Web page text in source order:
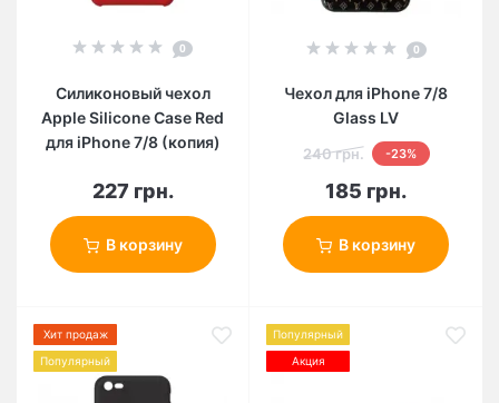
0
Силиконовый чехол
Apple Silicone Case Red
для iPhone 7/8 (копия)
227 грн.
В корзину
0
Чехол для iPhone 7/8
Glass LV
240 грн. -23%
185 грн.
В корзину
Хит продаж
Популярный
Популярный
Акция